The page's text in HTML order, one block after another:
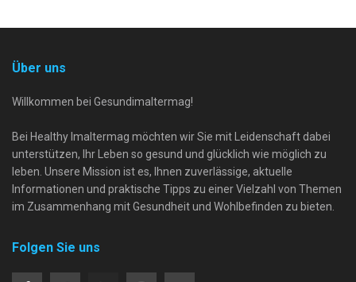
Über uns
Willkommen bei Gesundimaltermag!
Bei Healthy Imaltermag möchten wir Sie mit Leidenschaft dabei
unterstützen, Ihr Leben so gesund und glücklich wie möglich zu
leben. Unsere Mission ist es, Ihnen zuverlässige, aktuelle
Informationen und praktische Tipps zu einer Vielzahl von Themen
im Zusammenhang mit Gesundheit und Wohlbefinden zu bieten.
Folgen Sie uns